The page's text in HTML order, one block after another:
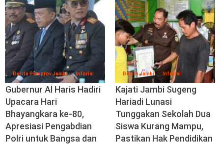
Berita Pemprov Jambi Inforial
Gubernur Al Haris Hadiri
Upacara Hari
Bhayangkara ke-80,
Apresiasi Pengabdian
Polri untuk Bangsa dan
Berita Jambi Inforial
Kajati Jambi Sugeng
Hariadi Lunasi
Tunggakan Sekolah Dua
Siswa Kurang Mampu,
Pastikan Hak Pendidikan